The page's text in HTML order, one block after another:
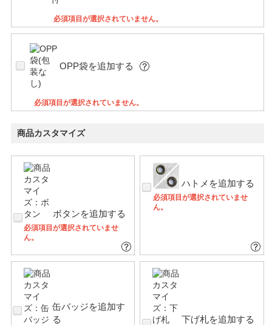
必須項目が選択されていません。
OPP袋を追加する
必須項目が選択されていません。
商品カスタマイズ
ボタンを追加する
必須項目が選択されていませ
ん。
ハトメを追加する
必須項目が選択されていませ
ん。
缶バッジを追加す
る
下げ札を追加する